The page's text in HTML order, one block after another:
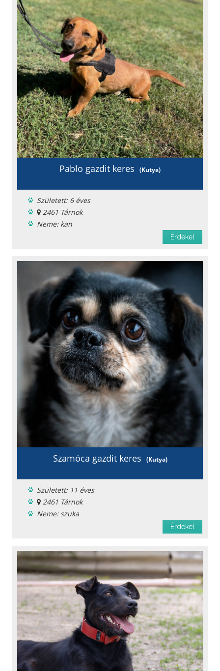
Fajta: keverék
Pablo gazdit keres (Kutya)
Született: 6 éves
2461 Tárnok
Neme: kan
Féreghajtva
Chipje van
Oltási könyv
Fajta: keverék
Érdekel
Szamóca gazdit keres (Kutya)
Született: 11 éves
2461 Tárnok
Neme: szuka
Féreghajtva
Ivartalanítva
Chipje van
Szobatiszta
Oltási könyv
Fajta: keverék
Érdekel